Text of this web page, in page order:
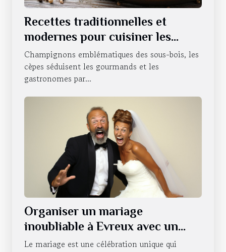
Recettes traditionnelles et
modernes pour cuisiner les
cèpes
Champignons emblématiques des sous-bois, les
cèpes séduisent les gourmands et les
gastronomes par...
Organiser un mariage
inoubliable à Evreux avec un
photobooth
Le mariage est une célébration unique qui